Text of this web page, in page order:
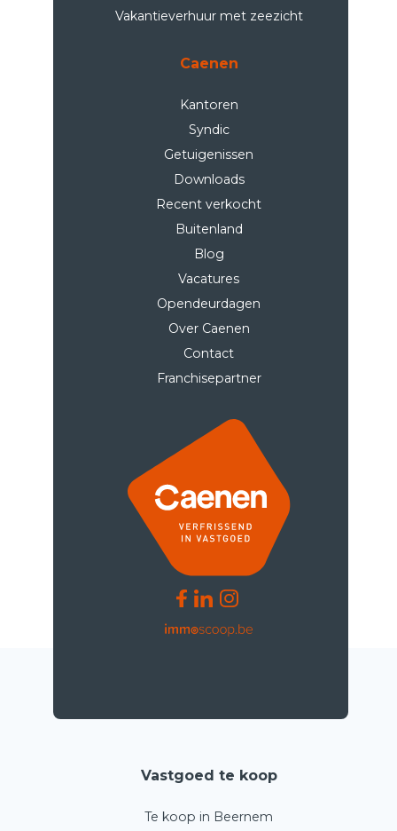
Vakantieverhuur met zeezicht
Caenen
Kantoren
Syndic
Getuigenissen
Downloads
Recent verkocht
Buitenland
Blog
Vacatures
Opendeurdagen
Over Caenen
Contact
Franchisepartner
Vastgoed te koop
Te koop in Beernem